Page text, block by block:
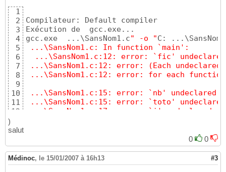
1
2
3
4
5
6
7
8
9
10
11
12
14
16
Compilateur: Default compiler
Exécution de  gcc.exe...
gcc.exe  ...\SansNom1.c" -o "C:
...\SansNom1.c: In function `main':
...\SansNom1.c:12: error: `fic'
...\SansNom1.c:12: error: (Each
...\SansNom1.c:12: error: for each
...\SansNom1.c:15: error: `nb'
...\SansNom1.c:15: error: `toto'
...\SansNom1.c:17: error: `i' undeclared
Exécution terminée
)
salut
0
0
Médinoc, le 15/01/2007 à 16h13 #3